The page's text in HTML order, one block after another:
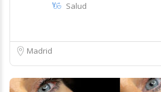
Salud
Madrid